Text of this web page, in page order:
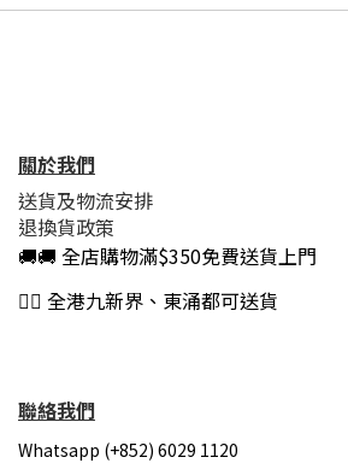
關於我們
送貨及物流安排
退換貨政策
🚚🚚 全店購物滿$350免費送貨上門
👍🏻 全港九新界、東涌都可送貨
聯絡我們
Whatsapp (+852) 6029 1120